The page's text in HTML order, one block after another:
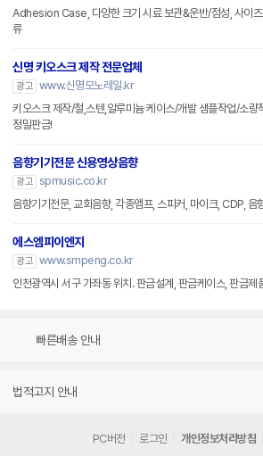
Adhesion Case, 다양한 크기 시료 보관&운반/점성, 사이즈
류
신명 키오스크 제작 전문업체
광고 www.신명모노레일.kr
키오스크 제작/철,스텐,알루미늄 케이스/개발 샘플작업/소량
정밀판금!
음향기기전문 신용영상음향
광고 spmusic.co.kr
음향기기전문, 교회음향, 각종앰프, 스피커, 마이크, CDP, 음
에스엠피이엔지
광고 www.smpeng.co.kr
인천광역시 서구 가좌동 위치. 판금설계, 판금케이스, 판금제
빠른배송 안내
법적고지 안내
PC버전 로그인 개인정보처리방침